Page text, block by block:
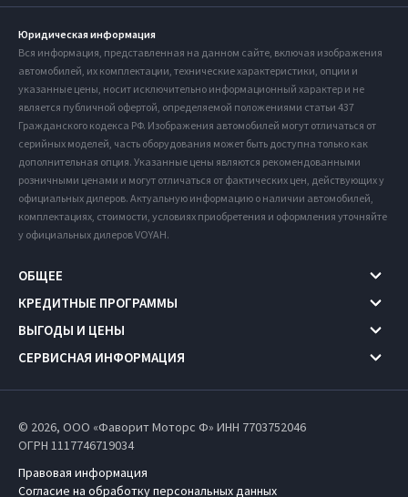
Юридическая информация
Вся информация, представленная на данном сайте, включая изображения
автомобилей, их комплектации, технические характеристики, опции и
указанные цены, носит исключительно информационный характер и не
является публичной офертой, определяемой положениями статьи 437
Гражданского кодекса РФ. Изображения автомобилей могут отличаться от
серийных моделей, часть оборудования может быть доступна только как
дополнительная опция. Указанные цены являются рекомендованными
розничными ценами и могут отличаться от фактических цен, действующих у
официальных дилеров. Актуальную информацию о наличии автомобилей,
комплектациях, стоимости, условиях приобретения и оформления уточняйте
у официальных дилеров VOYAH.
ОБЩЕЕ
КРЕДИТНЫЕ ПРОГРАММЫ
ВЫГОДЫ И ЦЕНЫ
СЕРВИСНАЯ ИНФОРМАЦИЯ
© 2026, ООО «Фаворит Моторс Ф» ИНН 7703752046
ОГРН 1117746719034
Правовая информация
Согласие на обработку персональных данных